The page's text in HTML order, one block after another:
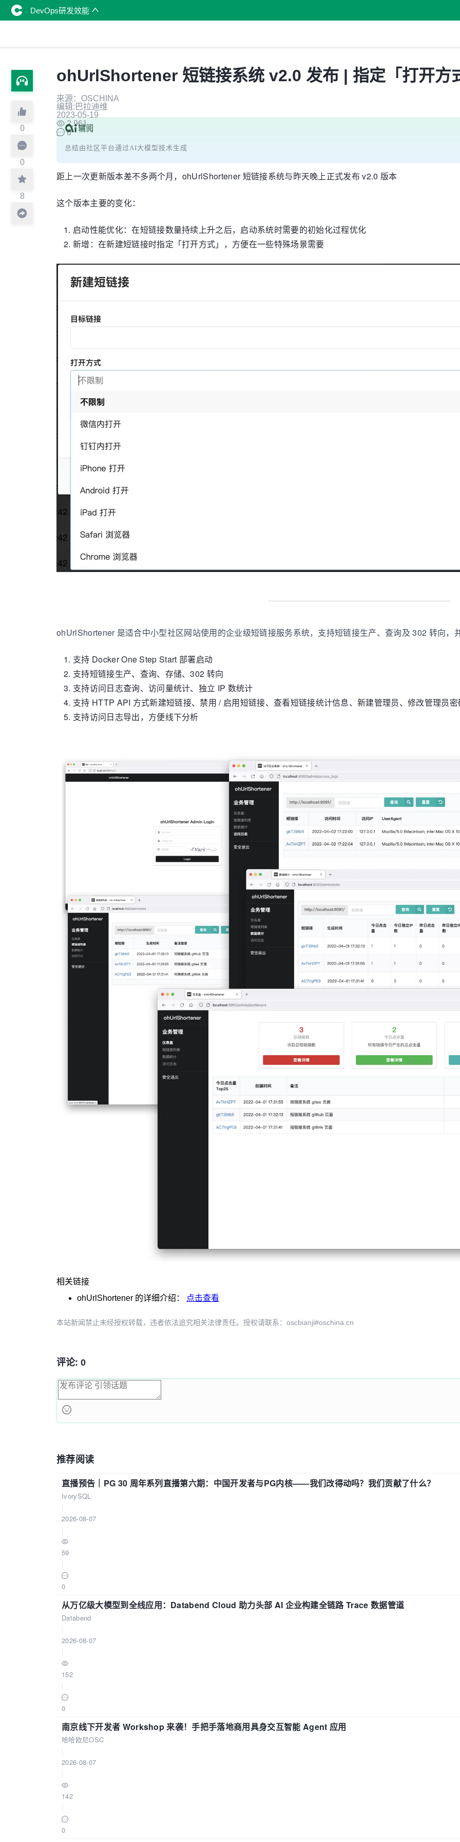
DevOps研发效能
0
0
8
ohUrlShortener 短链接系统 v2.0 发布 | 指定「打开方
来源：OSCHINA
编辑:巴拉迪维
2023-05-19
2,961
0
总结由社区平台通过AI大模型技术生成
距上一次更新版本差不多两个月，ohUrlShortener 短链接系统与昨天晚上正式发布 v2.0 版本
这个版本主要的变化：
启动性能优化：在短链接数量持续上升之后，启动系统时需要的初始化过程优化
新增：在新建短链接时指定「打开方式」，方便在一些特殊场景需要
ohUrlShortener 是适合中小型社区网站使用的企业级短链接服务系统，支持短链接生产、查询及 302 转向
支持 Docker One Step Start 部署启动
支持短链接生产、查询、存储、302 转向
支持访问日志查询、访问量统计、独立 IP 数统计
支持 HTTP API 方式新建短链接、禁用 / 启用短链接、查看短链接统计信息、新建管理员、修改管理员密
支持访问日志导出，方便线下分析
相关链接
ohUrlShortener 的详细介绍： 点击查看
本站新闻禁止未经授权转载，违者依法追究相关法律责任。授权请联系：oscbianji#oschina.cn
评论: 0
推荐阅读
直播预告｜PG 30 周年系列直播第六期：中国开发者与PG内核——我们改得动吗？我们贡献了什么？
IvorySQL
2026-08-07
59
0
从万亿级大模型到全线应用：Databend Cloud 助力头部 AI 企业构建全链路 Trace 数据管道
Databend
2026-08-07
152
0
南京线下开发者 Workshop 来袭！手把手落地商用具身交互智能 Agent 应用
哈哈欧尼OSC
2026-08-07
142
0